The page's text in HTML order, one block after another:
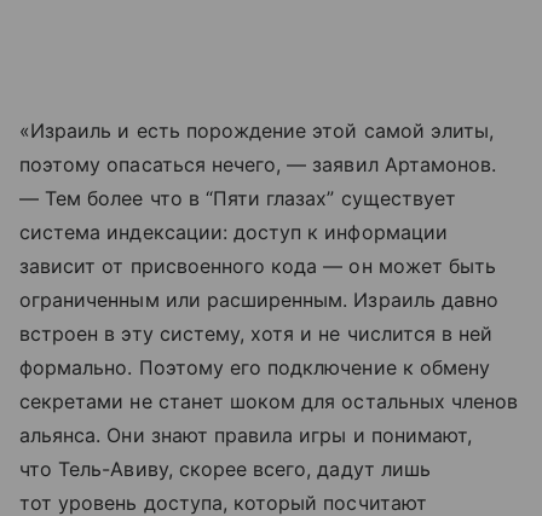
«Израиль и есть порождение этой самой элиты,
поэтому опасаться нечего, — заявил Артамонов.
— Тем более что в “Пяти глазах” существует
система индексации: доступ к информации
зависит от присвоенного кода — он может быть
ограниченным или расширенным. Израиль давно
встроен в эту систему, хотя и не числится в ней
формально. Поэтому его подключение к обмену
секретами не станет шоком для остальных членов
альянса. Они знают правила игры и понимают,
что Тель-Авиву, скорее всего, дадут лишь
тот уровень доступа, который посчитают